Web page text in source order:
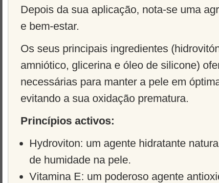
Depois da sua aplicação, nota-se uma
e bem-estar.
Os seus principais ingredientes
amniótico, glicerina e óleo de silicone)
necessárias para manter a pele em
evitando a sua oxidação prematura.
Princípios activos:
Hydroviton: um agente hidratante
de humidade na pele.
Vitamina E: um poderoso agente